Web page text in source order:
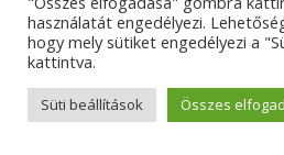
használatát engedélyezi.
hogy mely sütiket engedélyezi a
kattintva.
Süti beállítások Összes